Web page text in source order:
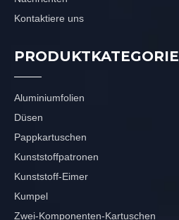
Kontaktiere uns
PRODUKTKATEGORIE
Aluminiumfolien
Düsen
Pappkartuschen
Kunststoffpatronen
Kunststoff-Eimer
Kumpel
Zwei-Komponenten-Kartuschen